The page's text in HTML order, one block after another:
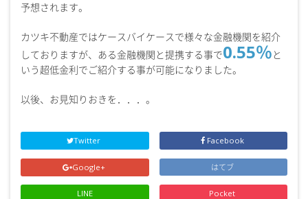
予想されます。
カツキ不動産ではケースバイケースで様々な金融機関を紹介
しておりますが、ある金融機関と提携する事で0.55％と
いう超低金利でご紹介する事が可能になりました。
以後、お見知りおきを．．．。
Twitter Facebook
Google+ はてブ
LINE Pocket